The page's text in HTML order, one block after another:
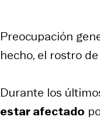
Preocupación
hecho, el rostro
Durante los
estar afectado